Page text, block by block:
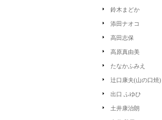
鈴木まどか
添田ナオコ
高田志保
高原真由美
たなかふみえ
辻口康夫(山の口焼)
出口 ふゆひ
土井康治朗